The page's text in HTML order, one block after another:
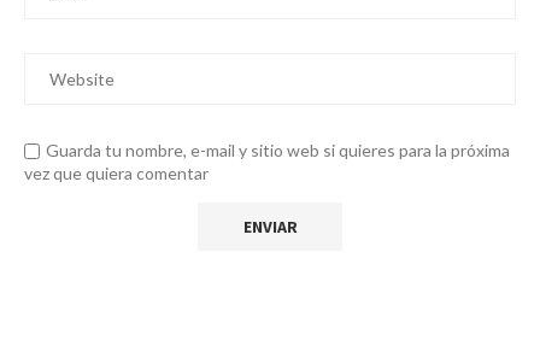
Guarda tu nombre, e-mail y sitio web si quieres para la próxima
vez que quiera comentar